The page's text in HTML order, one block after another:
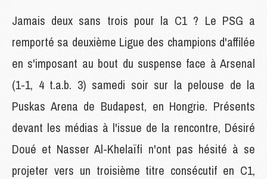
Jamais deux sans trois pour la C1 ? Le PSG a
remporté sa deuxième Ligue des champions d'affilée
en s'imposant au bout du suspense face à Arsenal
(1-1, 4 t.a.b. 3) samedi soir sur la pelouse de la
Puskas Arena de Budapest, en Hongrie. Présents
devant les médias à l'issue de la rencontre, Désiré
Doué et Nasser Al-Khelaïfi n'ont pas hésité à se
projeter vers un troisième titre consécutif en C1,